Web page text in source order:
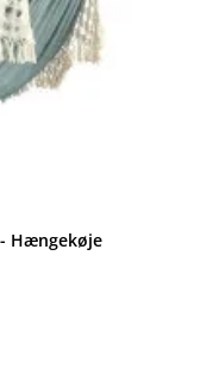
Hængekøje